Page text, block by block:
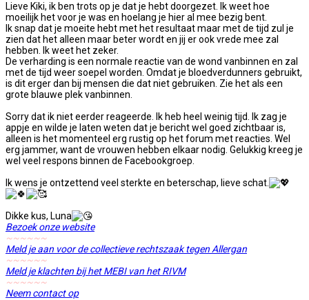
Lieve Kiki, ik ben trots op je dat je hebt doorgezet. Ik weet hoe
moeilijk het voor je was en hoelang je hier al mee bezig bent.
Ik snap dat je moeite hebt met het resultaat maar met de tijd zul je
zien dat het alleen maar beter wordt en jij er ook vrede mee zal
hebben. Ik weet het zeker.
De verharding is een normale reactie van de wond vanbinnen en zal
met de tijd weer soepel worden. Omdat je bloedverdunners gebruikt,
is dit erger dan bij mensen die dat niet gebruiken. Zie het als een
grote blauwe plek vanbinnen.
Sorry dat ik niet eerder reageerde. Ik heb heel weinig tijd. Ik zag je
appje en wilde je laten weten dat je bericht wel goed zichtbaar is,
alleen is het momenteel erg rustig op het forum met reacties. Wel
erg jammer, want de vrouwen hebben elkaar nodig. Gelukkig kreeg je
wel veel respons binnen de Facebookgroep.
Ik wens je ontzettend veel sterkte en beterschap, lieve schat.
Dikke kus, Luna
Bezoek onze website
~~~~~~
Meld je aan voor de collectieve rechtszaak tegen Allergan
~~~~~~
Meld je klachten bij het MEBI van het RIVM
~~~~~~
Neem contact op